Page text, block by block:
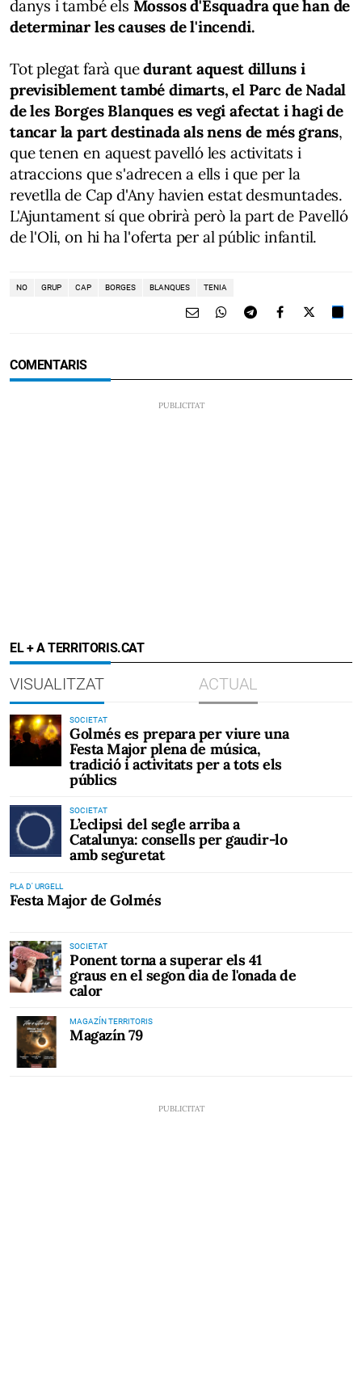
danys i també els Mossos d'Esquadra que han de
determinar les causes de l'incendi.
Tot plegat farà quedurant aquest dilluns i
previsiblement també dimarts, el Parc de Nadal
de les Borges Blanques es vegi afectat i hagi de
tancar la part destinada als nens de més grans,
que tenen en aquest pavelló les activitats i
atraccions que s'adrecen a ells i que per la
revetlla de Cap d'Any havien estat desmuntades.
L'Ajuntament sí que obrirà però la part de Pavelló
de l'Oli, on hi ha l'oferta per al públic infantil.
NO GRUP CAP BORGES BLANQUES TENIA
COMENTARIS
EL + A TERRITORIS.CAT
VISUALITZAT ACTUAL
SOCIETAT
Golmés es prepara per viure una
Festa Major plena de música,
tradició i activitats per a tots els
públics
SOCIETAT
L’eclipsi del segle arriba a
Catalunya: consells per gaudir-lo
amb seguretat
PLA D' URGELL
Festa Major de Golmés
SOCIETAT
Ponent torna a superar els 41
graus en el segon dia de l'onada de
calor
MAGAZÍN TERRITORIS
Magazín 79